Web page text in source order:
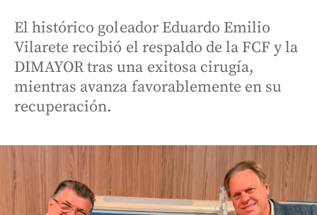
El histórico goleador Eduardo Emilio
Vilarete recibió el respaldo de la FCF y la
DIMAYOR tras una exitosa cirugía,
mientras avanza favorablemente en su
recuperación.